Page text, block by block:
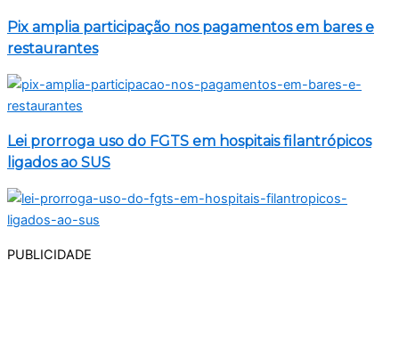
Pix amplia participação nos pagamentos em bares e
restaurantes
Lei prorroga uso do FGTS em hospitais filantrópicos
ligados ao SUS
PUBLICIDADE